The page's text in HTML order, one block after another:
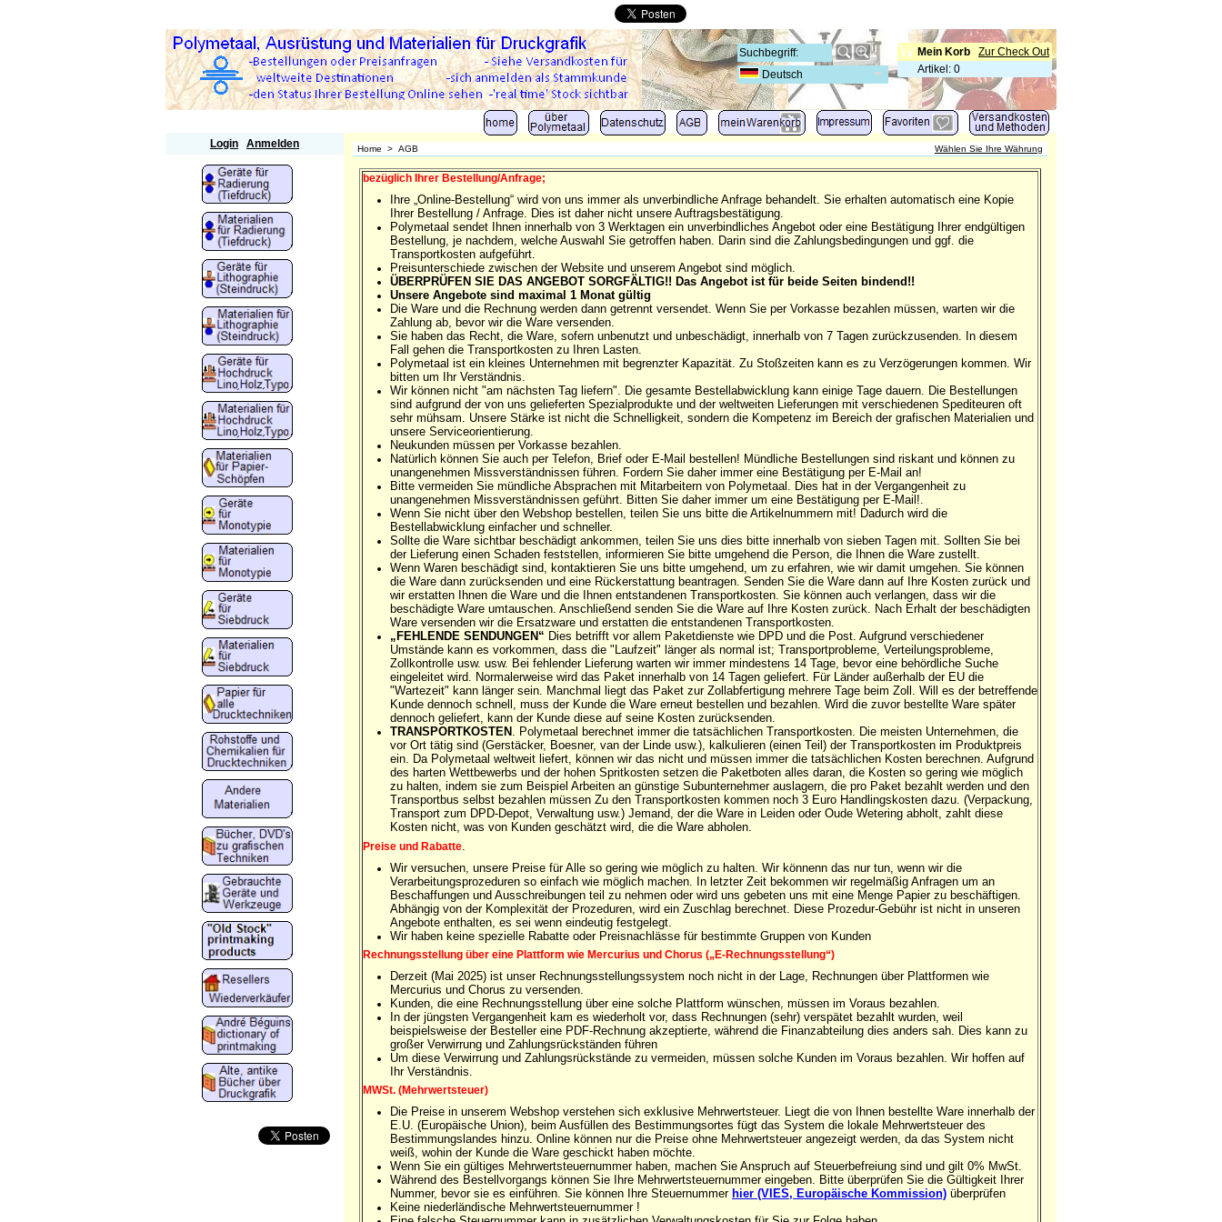
Zur Check Out
Mein Korb
Artikel : 0
Deutsch
Login Anmelden Home > AGB Wählen Sie Ihre Währung
bezüglich Ihrer Bestellung/Anfrage;
Ihre „Online-Bestellung“ wird von uns immer als unverbindliche Anfrage behandelt. Sie erhalten automatisch eine Kopie
Ihrer Bestellung / Anfrage. Dies ist daher nicht unsere Auftragsbestätigung.
Polymetaal sendet Ihnen innerhalb von 3 Werktagen ein unverbindliches Angebot oder eine Bestätigung Ihrer endgültigen
Bestellung, je nachdem, welche Auswahl Sie getroffen haben. Darin sind die Zahlungsbedingungen und ggf. die
Transportkosten aufgeführt.
Preisunterschiede zwischen der Website und unserem Angebot sind möglich.
ÜBERPRÜFEN SIE DAS ANGEBOT SORGFÄLTIG!! Das Angebot ist für beide Seiten bindend!!
Unsere Angebote sind maximal 1 Monat gültig
Die Ware und die Rechnung werden dann getrennt versendet. Wenn Sie per Vorkasse bezahlen müssen, warten wir die
Zahlung ab, bevor wir die Ware versenden.
Sie haben das Recht, die Ware, sofern unbenutzt und unbeschädigt, innerhalb von 7 Tagen zurückzusenden. In diesem
Fall gehen die Transportkosten zu Ihren Lasten.
Polymetaal ist ein kleines Unternehmen mit begrenzter Kapazität. Zu Stoßzeiten kann es zu Verzögerungen kommen. Wir
bitten um Ihr Verständnis.
Wir können nicht "am nächsten Tag liefern". Die gesamte Bestellabwicklung kann einige Tage dauern. Die Bestellungen
sind aufgrund der von uns gelieferten Spezialprodukte und der weltweiten Lieferungen mit verschiedenen Spediteuren oft
sehr mühsam. Unsere Stärke ist nicht die Schnelligkeit, sondern die Kompetenz im Bereich der grafischen Materialien und
unsere Serviceorientierung.
Neukunden müssen per Vorkasse bezahlen.
Natürlich können Sie auch per Telefon, Brief oder E-Mail bestellen! Mündliche Bestellungen sind riskant und können zu
unangenehmen Missverständnissen führen. Fordern Sie daher immer eine Bestätigung per E-Mail an!
Bitte vermeiden Sie mündliche Absprachen mit Mitarbeitern von Polymetaal. Dies hat in der Vergangenheit zu
unangenehmen Missverständnissen geführt. Bitten Sie daher immer um eine Bestätigung per E-Mail!.
Wenn Sie nicht über den Webshop bestellen, teilen Sie uns bitte die Artikelnummern mit! Dadurch wird die
Bestellabwicklung einfacher und schneller.
Sollte die Ware sichtbar beschädigt ankommen, teilen Sie uns dies bitte innerhalb von sieben Tagen mit. Sollten Sie bei
der Lieferung einen Schaden feststellen, informieren Sie bitte umgehend die Person, die Ihnen die Ware zustellt.
Wenn Waren beschädigt sind, kontaktieren Sie uns bitte umgehend, um zu erfahren, wie wir damit umgehen. Sie können
die Ware dann zurücksenden und eine Rückerstattung beantragen. Senden Sie die Ware dann auf Ihre Kosten zurück und
wir erstatten Ihnen die Ware und die Ihnen entstandenen Transportkosten. Sie können auch verlangen, dass wir die
beschädigte Ware umtauschen. Anschließend senden Sie die Ware auf Ihre Kosten zurück. Nach Erhalt der beschädigten
Ware versenden wir die Ersatzware und erstatten die entstandenen Transportkosten.
„FEHLENDE SENDUNGEN“ Dies betrifft vor allem Paketdienste wie DPD und die Post. Aufgrund verschiedener
Umstände kann es vorkommen, dass die "Laufzeit" länger als normal ist; Transportprobleme, Verteilungsprobleme,
Zollkontrolle usw. usw. Bei fehlender Lieferung warten wir immer mindestens 14 Tage, bevor eine behördliche Suche
eingeleitet wird. Normalerweise wird das Paket innerhalb von 14 Tagen geliefert. Für Länder außerhalb der EU die
"Wartezeit" kann länger sein. Manchmal liegt das Paket zur Zollabfertigung mehrere Tage beim Zoll. Will es der betreffende
Kunde dennoch schnell, muss der Kunde die Ware erneut bestellen und bezahlen. Wird die zuvor bestellte Ware später
dennoch geliefert, kann der Kunde diese auf seine Kosten zurücksenden.
TRANSPORTKOSTEN . Polymetaal berechnet immer die tatsächlichen Transportkosten. Die meisten Unternehmen, die
vor Ort tätig sind (Gerstäcker, Boesner, van der Linde usw.), kalkulieren (einen Teil) der Transportkosten im Produktpreis
ein. Da Polymetaal weltweit liefert, können wir das nicht und müssen immer die tatsächlichen Kosten berechnen. Aufgrund
des harten Wettbewerbs und der hohen Spritkosten setzen die Paketboten alles daran, die Kosten so gering wie möglich
zu halten, indem sie zum Beispiel Arbeiten an günstige Subunternehmer auslagern, die pro Paket bezahlt werden und den
Transportbus selbst bezahlen müssen Zu den Transportkosten kommen noch 3 Euro Handlingskosten dazu. (Verpackung,
Transport zum DPD-Depot, Verwaltung usw.) Jemand, der die Ware in Leiden oder Oude Wetering abholt, zahlt diese
Kosten nicht, was von Kunden geschätzt wird, die die Ware abholen.
Preise und Rabatte.
Wir versuchen, unsere Preise für Alle so gering wie möglich zu halten. Wir könnenn das nur tun, wenn wir die
Verarbeitungsprozeduren so einfach wie möglich machen. In letzter Zeit bekommen wir regelmäßig Anfragen um an
Beschaffungen und Ausschreibungen teil zu nehmen oder wird uns gebeten uns mit eine Menge Papier zu beschäftigen.
Abhängig von der Komplexität der Prozeduren, wird ein Zuschlag berechnet. Diese Prozedur-Gebühr ist nicht in unseren
Angebote enthalten, es sei wenn eindeutig festgelegt.
Wir haben keine spezielle Rabatte oder Preisnachlässe für bestimmte Gruppen von Kunden
Rechnungsstellung über eine Plattform wie Mercurius und Chorus („E-Rechnungsstellung“)
Derzeit (Mai 2025) ist unser Rechnungsstellungssystem noch nicht in der Lage, Rechnungen über Plattformen wie
Mercurius und Chorus zu versenden.
Kunden, die eine Rechnungsstellung über eine solche Plattform wünschen, müssen im Voraus bezahlen.
In der jüngsten Vergangenheit kam es wiederholt vor, dass Rechnungen (sehr) verspätet bezahlt wurden, weil
beispielsweise der Besteller eine PDF-Rechnung akzeptierte, während die Finanzabteilung dies anders sah. Dies kann zu
großer Verwirrung und Zahlungsrückständen führen
Um diese Verwirrung und Zahlungsrückstände zu vermeiden, müssen solche Kunden im Voraus bezahlen. Wir hoffen auf
Ihr Verständnis.
MWSt. (Mehrwertsteuer)
Die Preise in unserem Webshop verstehen sich exklusive Mehrwertsteuer. Liegt die von Ihnen bestellte Ware innerhalb der
E.U. (Europäische Union), beim Ausfüllen des Bestimmungsortes fügt das System die lokale Mehrwertsteuer des
Bestimmungslandes hinzu. Online können nur die Preise ohne Mehrwertsteuer angezeigt werden, da das System nicht
weiß, wohin der Kunde die Ware geschickt haben möchte.
Wenn Sie ein gültiges Mehrwertsteuernummer haben, machen Sie Anspruch auf Steuerbefreiung sind und gilt 0% MwSt.
Während des Bestellvorgangs können Sie Ihre Mehrwertsteuernummer eingeben. Bitte überprüfen Sie die Gültigkeit Ihrer
Nummer, bevor sie es einführen. Sie können Ihre Steuernummer hier (VIES, Europäische Kommission) überprüfen
Keine niederländische Mehrwertsteuernummer !